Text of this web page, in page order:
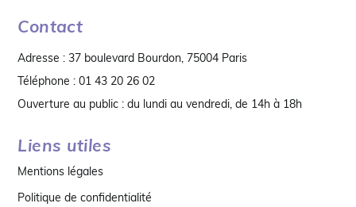
Contact
Adresse : 37 boulevard Bourdon, 75004 Paris
Téléphone : 01 43 20 26 02
Ouverture au public : du lundi au vendredi, de 14h à 18h
Liens utiles
Mentions légales
Politique de confidentialité